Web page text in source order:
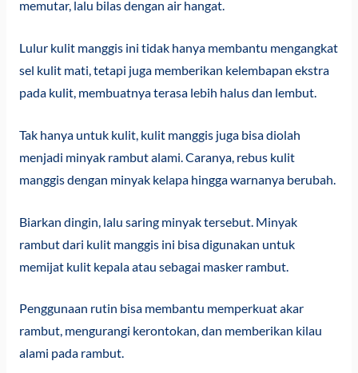
memutar, lalu bilas dengan air hangat.
Lulur kulit manggis ini tidak hanya membantu mengangkat
sel kulit mati, tetapi juga memberikan kelembapan ekstra
pada kulit, membuatnya terasa lebih halus dan lembut.
Tak hanya untuk kulit, kulit manggis juga bisa diolah
menjadi minyak rambut alami. Caranya, rebus kulit
manggis dengan minyak kelapa hingga warnanya berubah.
Biarkan dingin, lalu saring minyak tersebut. Minyak
rambut dari kulit manggis ini bisa digunakan untuk
memijat kulit kepala atau sebagai masker rambut.
Penggunaan rutin bisa membantu memperkuat akar
rambut, mengurangi kerontokan, dan memberikan kilau
alami pada rambut.